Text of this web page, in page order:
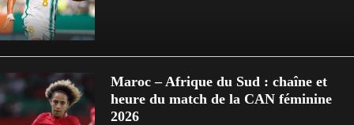
Maroc – Afrique du Sud : chaîne et
heure du match de la CAN féminine
2026